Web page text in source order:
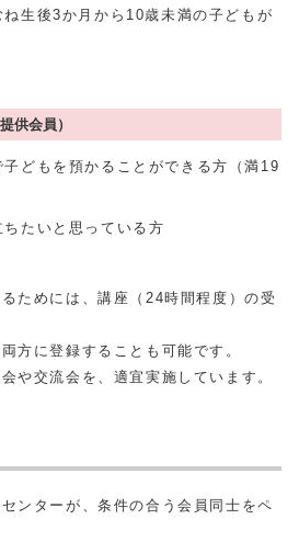
生後3か月から10歳未満の子どもが
供会員）
どもを預かることができる方（満19
たいと思っている方
ためには、講座（24時間程度）の受
方に登録することも可能です。
や交流会を、適宜実施しています。
ンターが、条件の合う会員同士をペ